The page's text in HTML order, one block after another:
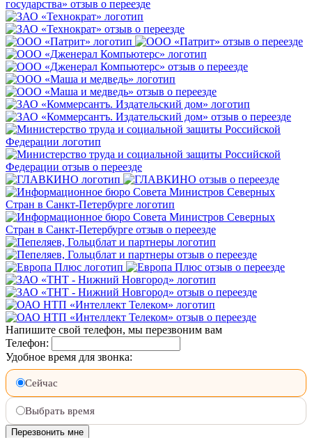
Напишите свой телефон, мы перезвоним вам
Телефон:
Удобное время для звонка:
Сейчас
Выбрать время